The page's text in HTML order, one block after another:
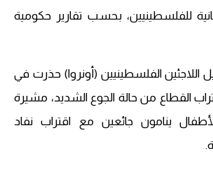
للفلسطينيين، بحسب تقارير حكومية
الفلسطينيين (أونروا) حذرت في
القطاع من حالة الجوع الشديد، مشيرة
ينامون جائعين مع اقتراب نفاد